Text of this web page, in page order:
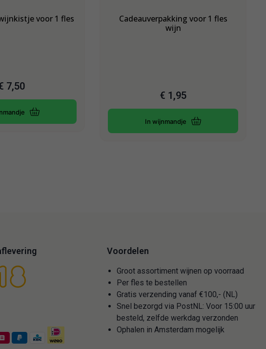
voor 1 fles
7,50
Cadeauverpakking voor 1 fles
wijn
€ 1,95
In wijnmandje
Voordelen
Groot assortiment wijnen op voorraad
Per fles te bestellen
Gratis verzending vanaf €100,- (NL)
Snel bezorgd via PostNL: Voor 15:00 uur
besteld, zelfde werkdag verzonden
Ophalen in Amsterdam mogelijk